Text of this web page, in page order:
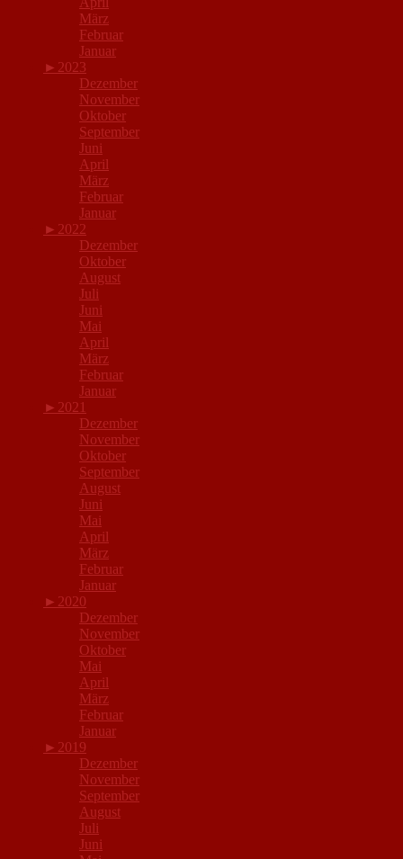
März
Februar
Januar
► 2023
Dezember
November
Oktober
September
Juni
April
März
Februar
Januar
► 2022
Dezember
Oktober
August
Juli
Juni
Mai
April
März
Februar
Januar
► 2021
Dezember
November
Oktober
September
August
Juni
Mai
April
März
Februar
Januar
► 2020
Dezember
November
Oktober
Mai
April
März
Februar
Januar
► 2019
Dezember
November
September
August
Juli
Juni